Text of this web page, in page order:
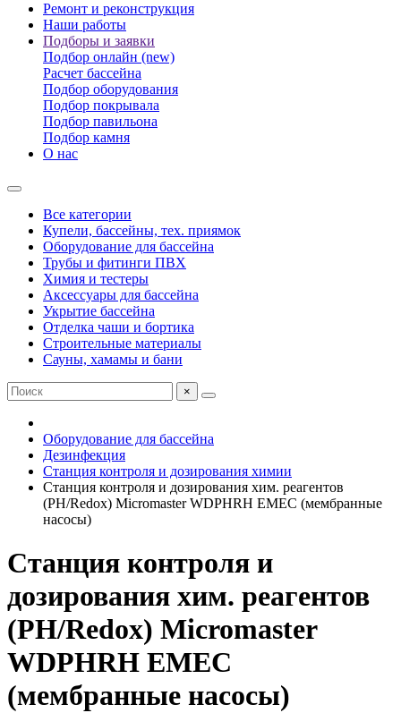
Ремонт и реконструкция
Наши работы
Подборы и заявки
Подбор онлайн (new)
Расчет бассейна
Подбор оборудования
Подбор покрывала
Подбор павильона
Подбор камня
О нас
Все категории
Купели, бассейны, тех. приямок
Оборудование для бассейна
Трубы и фитинги ПВХ
Химия и тестеры
Аксессуары для бассейна
Укрытие бассейна
Отделка чаши и бортика
Строительные материалы
Сауны, хамамы и бани
×
Оборудование для бассейна
Дезинфекция
Станция контроля и дозирования химии
Станция контроля и дозирования хим. реагентов
(PH/Redox) Micromaster WDPHRH EMEC (мембранные
насосы)
Станция контроля и
дозирования хим. реагентов
(PH/Redox) Micromaster
WDPHRH EMEC
(мембранные насосы)